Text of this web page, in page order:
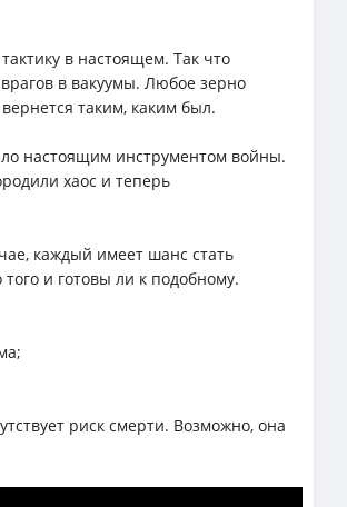
в настоящем. Так что
в вакуумы. Любое зерно
таким, каким был.
настоящим инструментом войны.
хаос и теперь
каждый имеет шанс стать
и готовы ли к подобному.
риск смерти. Возможно, она